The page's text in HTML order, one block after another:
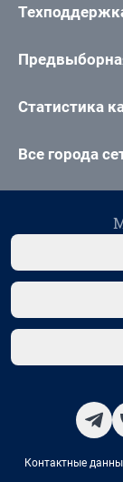
Статистика
Все города
Контактные